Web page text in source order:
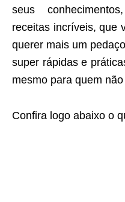
seus
receitas incríveis, que
querer mais um
super rápidas e
mesmo para quem
Confira logo abaixo o